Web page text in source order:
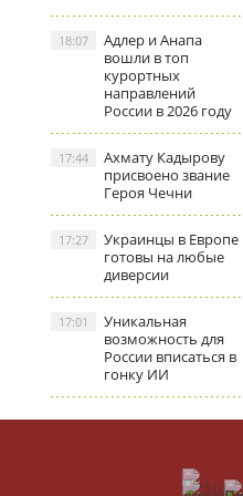
Адлер и Анапа
вошли в топ
курортных
направлений
России в 2026 году
18:07
Ахмату Кадырову
присвоено звание
Героя Чечни
17:44
Украинцы в Европе
готовы на любые
диверсии
17:27
Уникальная
возможность для
России вписаться в
гонку ИИ
17:01